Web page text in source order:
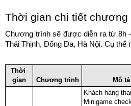
Thời gian chi tiết chương
Chương trình sẽ được diễn ra từ 8h
Thái Thịnh, Đống Đa, Hà Nội. Cụ thể
Thời
gian
Chương trình Mô tả
Khách hàng
Minigame